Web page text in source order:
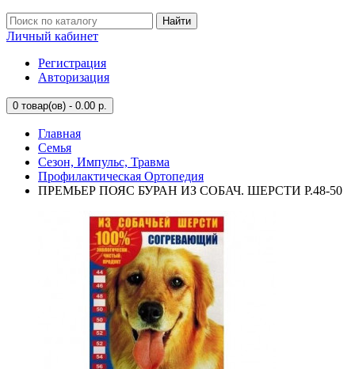
Найти
Личный кабинет
Регистрация
Авторизация
0 товар(ов) - 0.00 р.
Главная
Семья
Сезон, Импульс, Травма
Профилактическая Ортопедия
ПРЕМЬЕР ПОЯС БУРАН ИЗ СОБАЧ. ШЕРСТИ Р.48-50